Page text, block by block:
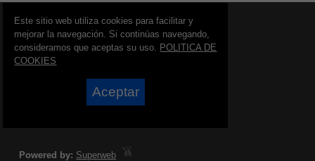
© 2006 - 2026 Portal de Totana Noticias
info@portaldetotana.es
Síguenos en:
Powered by: Superweb
Este sitio web utiliza cookies para facilitar y
mejorar la navegación. Si continúas navegando,
consideramos que aceptas su uso. POLITICA DE
COOKIES
Aceptar